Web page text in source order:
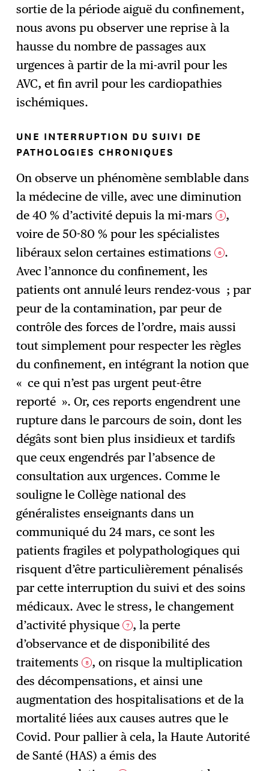
sortie de la période aiguë du confinement,
nous avons pu observer une reprise à la
hausse du nombre de passages aux
urgences à partir de la mi-avril pour les
AVC, et fin avril pour les cardiopathies
ischémiques.
UNE INTERRUPTION DU SUIVI DE
PATHOLOGIES CHRONIQUES
On observe un phénomène semblable dans
la médecine de ville, avec une diminution
de 40 % d’activité depuis la mi-mars 5 ,
voire de 50-80 % pour les spécialistes
libéraux selon certaines estimations 6 .
Avec l’annonce du confinement, les
patients ont annulé leurs rendez-vous ; par
peur de la contamination, par peur de
contrôle des forces de l’ordre, mais aussi
tout simplement pour respecter les règles
du confinement, en intégrant la notion que
« ce qui n’est pas urgent peut-être
reporté ». Or, ces reports engendrent une
rupture dans le parcours de soin, dont les
dégâts sont bien plus insidieux et tardifs
que ceux engendrés par l’absence de
consultation aux urgences. Comme le
souligne le Collège national des
généralistes enseignants dans un
communiqué du 24 mars, ce sont les
patients fragiles et polypathologiques qui
risquent d’être particulièrement pénalisés
par cette interruption du suivi et des soins
médicaux. Avec le stress, le changement
d’activité physique 7 , la perte
d’observance et de disponibilité des
traitements 8 , on risque la multiplication
des décompensations, et ainsi une
augmentation des hospitalisations et de la
mortalité liées aux causes autres que le
Covid. Pour pallier à cela, la Haute Autorité
de Santé (HAS) a émis des